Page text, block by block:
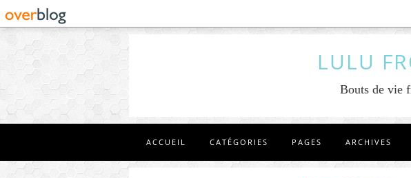
LULU
Bouts de vie
ACCUEIL CATÉGORIES PAGES ARCHIVES